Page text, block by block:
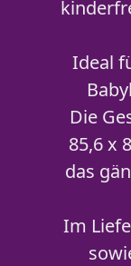
Ideal
Die
85,6 x
das
Im